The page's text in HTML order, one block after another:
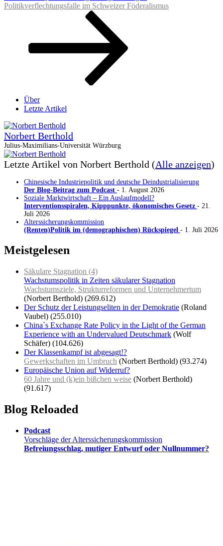
Beitrag
Politikverflechtungsfalle im Schweizer Föderalismus
Über
Letzte Artikel
Norbert Berthold
Julius-Maximilians-Universität Würzburg
Letzte Artikel von Norbert Berthold (Alle anzeigen)
Chinesische Industriepolitik und deutsche Deindustrialisierung
Der Blog-Beitrag zum Podcast - 1. August 2026
Soziale Marktwirtschaft – Ein Auslaufmodell?
Interventionsspiralen, Kipppunkte, ökonomisches Gesetz - 21.
Juli 2026
Alterssicherungskommission
(Renten)Politik im (demographischen) Rückspiegel - 1. Juli 2026
Meistgelesen
Säkulare Stagnation (4)
Wachstumspolitik in Zeiten säkularer Stagnation
Wachstumsziele, Strukturreformen und Unternehmertum
(Norbert Berthold) (269.612)
Der Schutz der Leistungseliten in der Demokratie (Roland
Vaubel) (255.010)
China`s Exchange Rate Policy in the Light of the German
Experience with an Undervalued Deutschmark (Wolf
Schäfer) (104.626)
Der Klassenkampf ist abgesagt!?
Gewerkschaften im Umbruch (Norbert Berthold) (93.274)
Europäische Union auf Widerruf?
60 Jahre und (k)ein bißchen weise (Norbert Berthold)
(91.617)
Blog Reloaded
Podcast
Vorschläge der Alterssicherungskommission
Befreiungsschlag, mutiger Entwurf oder Nullnummer?